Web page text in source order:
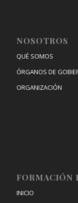
NOSOTROS
QUÉ SOMOS
ÓRGANOS DE
ORGANIZACIÓN
FORMACIÓN
INICIO